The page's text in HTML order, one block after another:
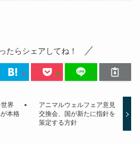
たらシェアしてね！
界
本格
アニマルウェルフェア意見
交換会、国が新たに指針を
策定する方針